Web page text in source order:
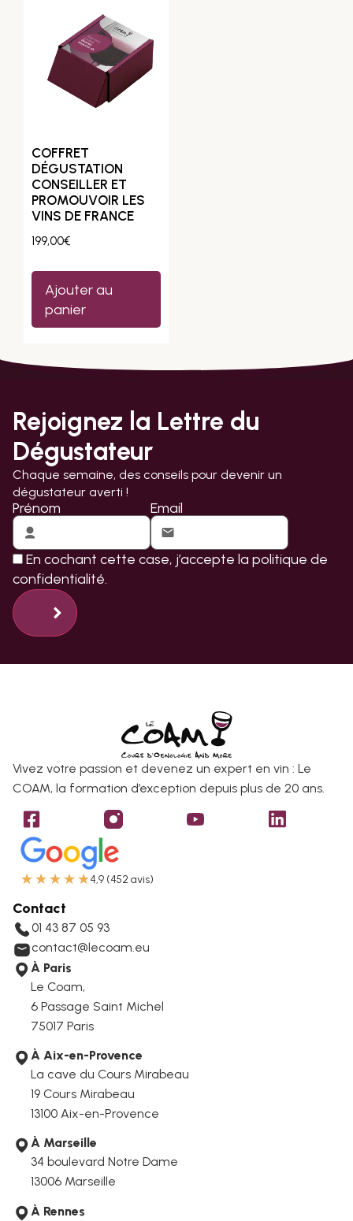
COFFRET
DÉGUSTATION
CONSEILLER ET
PROMOUVOIR LES
VINS DE FRANCE
199,00€
Ajouter au
panier
Rejoignez la Lettre du
Dégustateur
Chaque semaine, des conseils pour devenir un
dégustateur averti !
Prénom Email
En cochant cette case, j’accepte la politique de
confidentialité.
Vivez votre passion et devenez un expert en vin : Le
COAM, la formation d’exception depuis plus de 20 ans.
★ ★ ★ ★ ★4,9 (452 avis)
Contact
01 43 87 05 93
contact@lecoam.eu
À Paris
Le Coam,
6 Passage Saint Michel
75017 Paris
À Aix-en-Provence
La cave du Cours Mirabeau
19 Cours Mirabeau
13100 Aix-en-Provence
À Marseille
34 boulevard Notre Dame
13006 Marseille
À Rennes